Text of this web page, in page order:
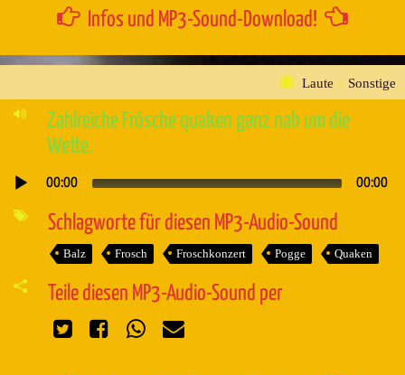
Infos und MP3-Sound-Download!
Laute » Sonstige
Zahlreiche Frösche quaken ganz nah um die
Wette.
Audio-
00:00 00:00
Schlagworte für diesen MP3-Audio-Sound
Balz Frosch Froschkonzert Pogge Quaken
Teile diesen MP3-Audio-Sound per